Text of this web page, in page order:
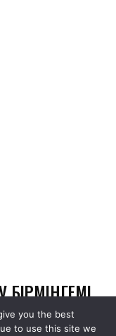
you the best
to use this site we